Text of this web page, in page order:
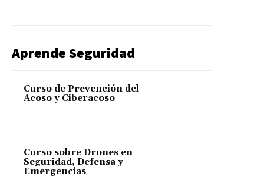
Aprende Seguridad
Curso de Prevención del
Acoso y Ciberacoso
Curso sobre Drones en
Seguridad, Defensa y
Emergencias